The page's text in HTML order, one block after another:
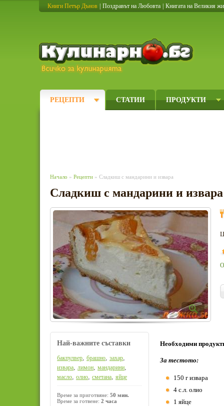
Книги Петър Дънов Поздравът на Любовта Книгата на Великия
РЕЦЕПТИ СТАТИИ ПРОДУКТИ
Начало » Рецепти » Сладкиш с мандарини и извара
Сладкиш с мандарини и извара
Необходими
За тестото:
150 г извара
4 с.л. олио
1 яйце
Най-важните съставки
бакпулвер, брашно, захар,
извара, лимон, мандарини,
масло, олио, сметана, яйце
Време за приготвяне: 50 мин.
Време за готвене: 2 часа